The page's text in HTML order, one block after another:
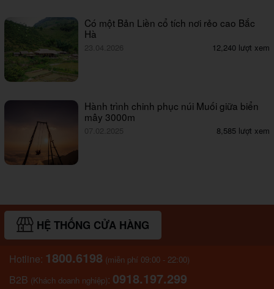
Có một Bản Liền cổ tích nơi rẻo cao Bắc
Hà
23.04.2026 12,240 lượt xem
Hành trình chinh phục núi Muối giữa biển
mây 3000m
07.02.2025 8,585 lượt xem
HỆ THỐNG CỬA HÀNG
Hotline: 1800.6198 (miễn phí 09:00 - 22:00)
B2B (Khách doanh nghiệp): 0918.197.299